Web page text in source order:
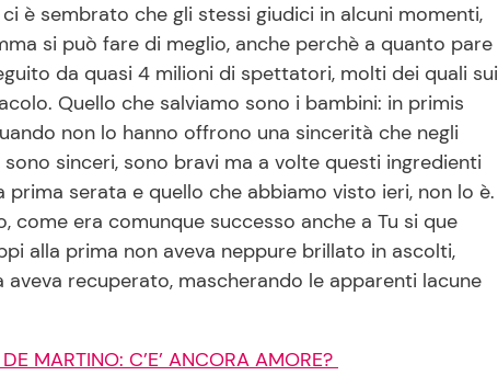
è sembrato che gli stessi giudici in alcuni momenti,
si può fare di meglio, anche perchè a quanto pare
da quasi 4 milioni di spettatori, molti dei quali sui
Quello che salviamo sono i bambini: in primis
non lo hanno offrono una sincerità che negli
sinceri, sono bravi ma a volte questi ingredienti
serata e quello che abbiamo visto ieri, non lo è.
era comunque successo anche a Tu si que
alla prima non aveva neppure brillato in ascolti,
recuperato, mascherando le apparenti lacune
MARTINO: C’E’ ANCORA AMORE?